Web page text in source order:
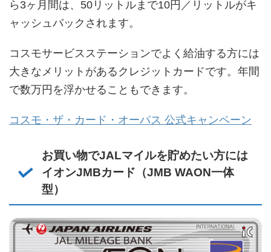
ら3ヶ月間は、50リットルまで10円／リットルがキ
ャッシュバックされます。
コスモサービスステーションでよく給油する方には
大きなメリットがあるクレジットカードです。年間
で数万円を浮かせることもできます。
コスモ・ザ・カード・オーパス 公式キャンペーン
お買い物でJALマイルを貯めたい方には
イオンJMBカード（JMB WAON一体
型）